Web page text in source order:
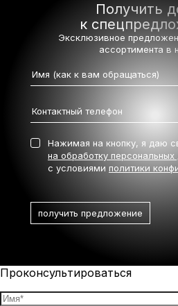
Получить
к
Эксклюзивное
ассортимента в
Нажимая на кнопку, я даю
на обработку персональных
с условиями политики
Проконсультироваться